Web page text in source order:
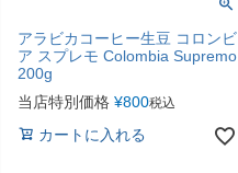
アラビカコーヒー生豆 コロンビ
ア スプレモ Colombia Supremo
200g
当店特別価格 ¥800税込
カートに入れる